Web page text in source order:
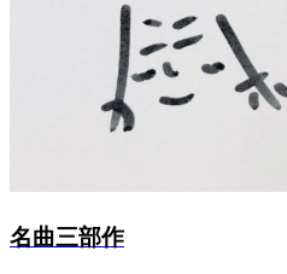
名曲三部作